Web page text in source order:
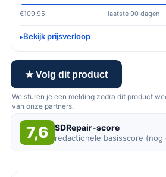
€109,95 laatste 90 dagen
Bekijk prijsverloop
★ Volg dit product
We sturen je een melding zodra dit product
van onze partners.
7,6 SDRepair-score
redactionele basisscore